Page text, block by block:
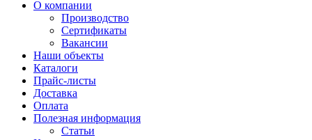
О компании
Производство
Сертификаты
Вакансии
Наши объекты
Каталоги
Прайс-листы
Доставка
Оплата
Полезная информация
Статьи